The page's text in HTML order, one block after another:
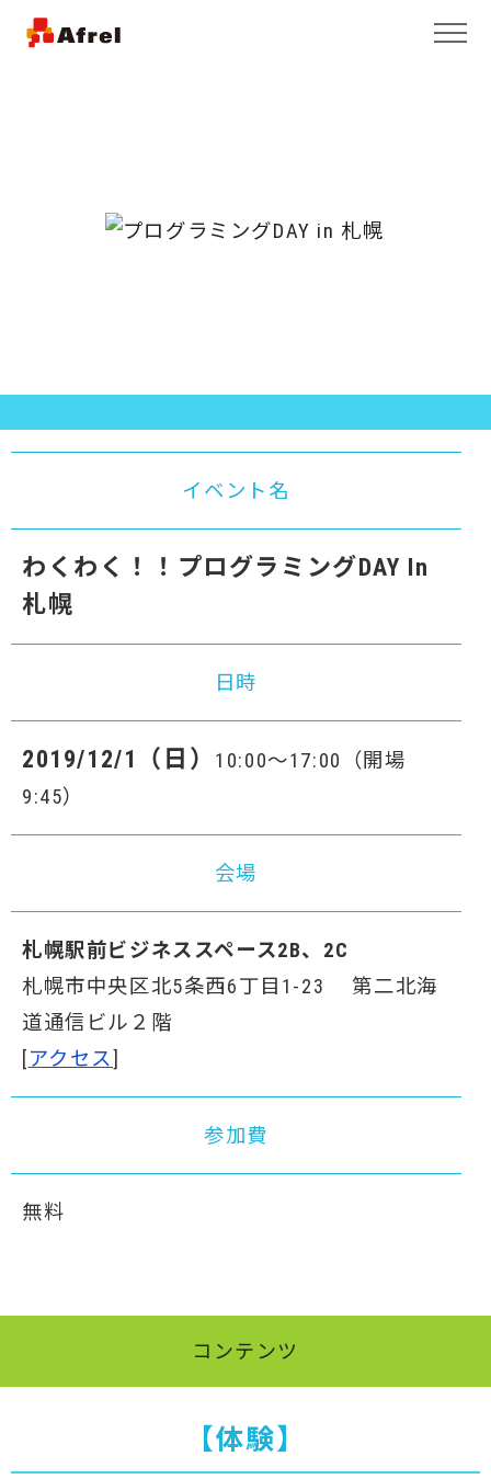
イベント名
わくわく！！プログラミングDAY In
札幌
日時
2019/12/1（日）
10:00～17:00（開場
9:45）
会場
札幌駅前ビジネススペース2B、2C
札幌市中央区北5条西6丁目1-23 第二北海
道通信ビル２階
[アクセス ]
参加費
無料
コンテンツ
【体験】